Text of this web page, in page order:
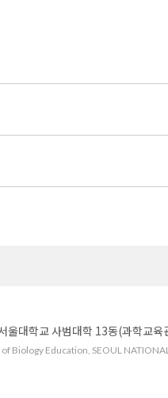
울대학교 사범대학 13동(과학교
Biology Education, SEOUL